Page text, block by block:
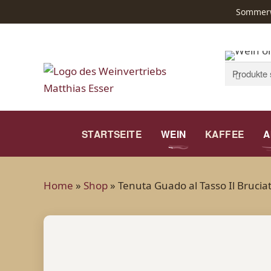
Suchen
nach:
Suchen
STARTSEITE WEIN KAFFEE
Home » Shop » Tenuta Guado al Tasso Il